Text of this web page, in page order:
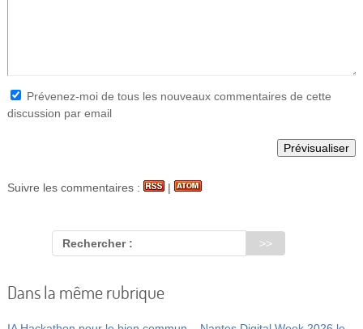
Prévenez-moi de tous les nouveaux commentaires de cette
discussion par email
Suivre les commentaires : |
Rechercher :
Dans la même rubrique